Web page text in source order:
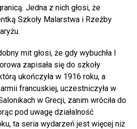
Jedna z nich głosi, że
Szkoły Malarstwa i Rzeźby
mit głosi, że gdy wybuchła I
zapisała się do szkoły
ukończyła w 1916 roku, a
francuskiej, uczestniczyła w
w Grecji, zanim wróciła do
pod uwagę działalność
ta seria wydarzeń jest więcej niż